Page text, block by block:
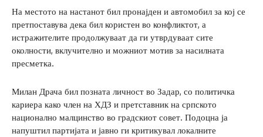
На местото на настанот бил пронајден и автомобил за кој се
претпоставува дека бил користен во конфликтот, а
истражителите продолжуваат да ги утврдуваат сите
околности, вклучително и можниот мотив за насилната
пресметка.
Милан Драча бил позната личност во Задар, со политичка
кариера како член на ХДЗ и претставник на српското
национално малцинство во градскиот совет. Подоцна ја
напуштил партијата и јавно ги критикувал локалните